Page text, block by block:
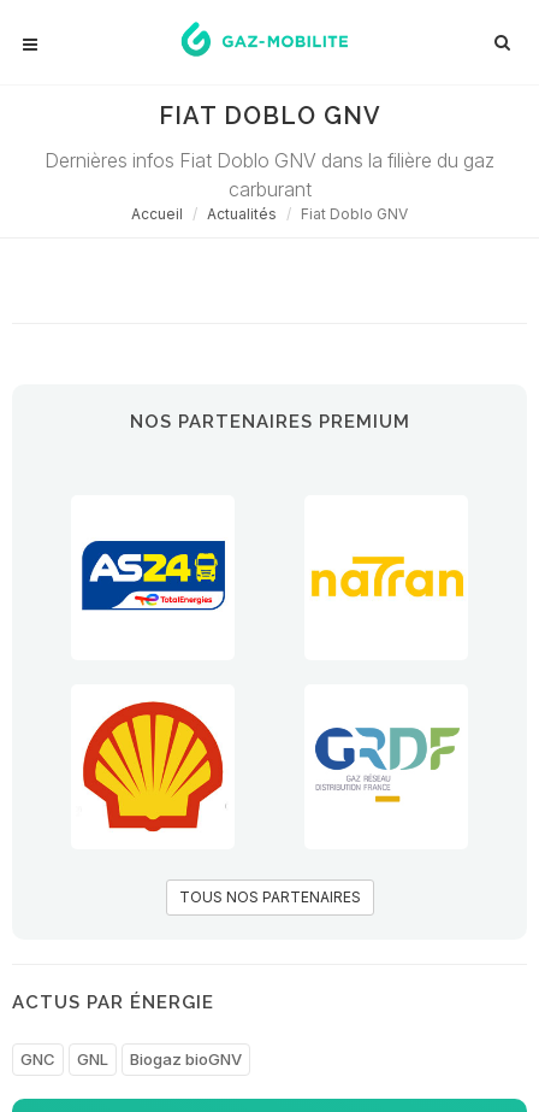
FIAT DOBLO GNV
Dernières infos Fiat Doblo GNV dans la filière du gaz
carburant
Accueil Actualités Fiat Doblo GNV
NOS PARTENAIRES PREMIUM
TOUS NOS PARTENAIRES
ACTUS PAR ÉNERGIE
GNC GNL Biogaz bioGNV